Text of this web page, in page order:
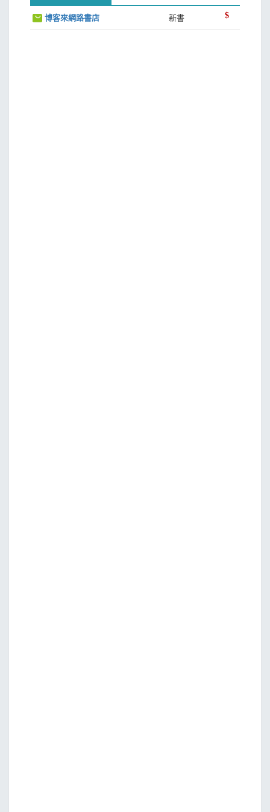
博客來網路書店 新書 $